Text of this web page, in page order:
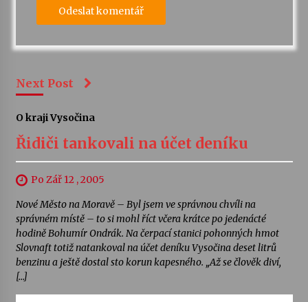
Next Post
O kraji Vysočina
Řidiči tankovali na účet deníku
Po Zář 12 , 2005
Nové Město na Moravě – Byl jsem ve správnou chvíli na
správném místě – to si mohl říct včera krátce po jedenácté
hodině Bohumír Ondrák. Na čerpací stanici pohonných hmot
Slovnaft totiž natankoval na účet deníku Vysočina deset litrů
benzinu a ještě dostal sto korun kapesného. „Až se člověk diví,
[…]